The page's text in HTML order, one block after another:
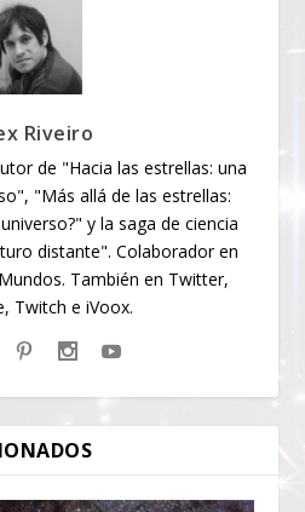
Riveiro
de "Hacia las estrellas: una
"Más allá de las estrellas:
y la saga de ciencia
distante". Colaborador en
También en Twitter,
Twitch e iVoox.